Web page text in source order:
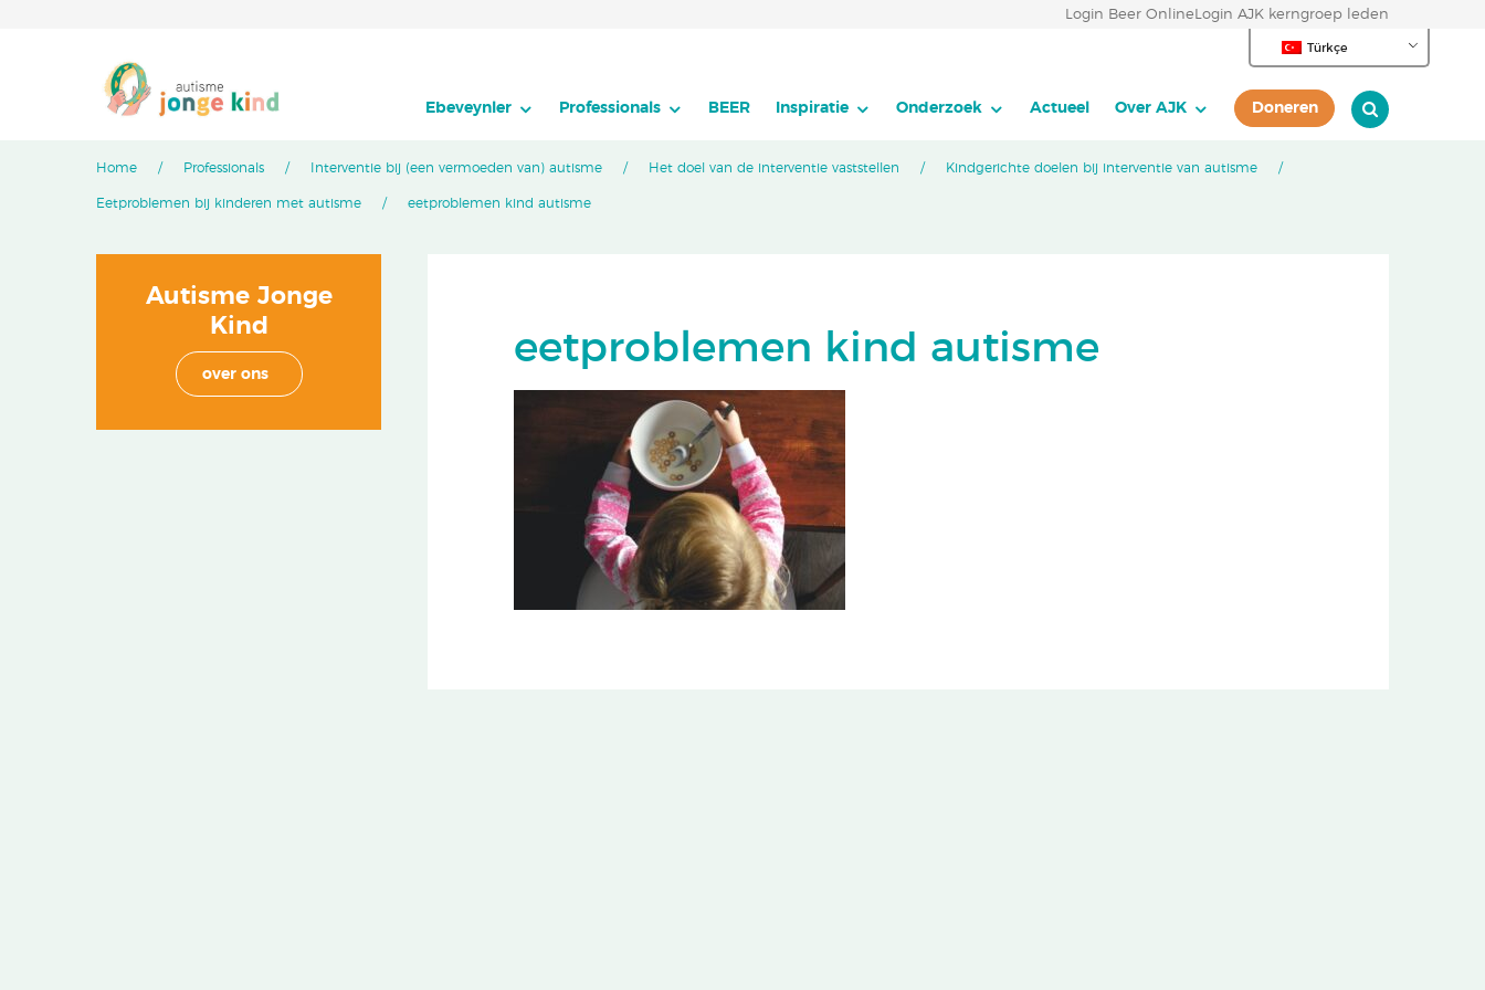
Login Beer Online Login AJK kerngroep leden
Türkçe
Ebeveynler Professionals BEER Inspiratie Onderzoek Actueel Over AJK Doneren
Home Professionals Interventie bij (een vermoeden van) autisme Het doel van de interventie vaststellen Kindgerichte doelen bij interventie van autisme
Eetproblemen bij kinderen met autisme eetproblemen kind autisme
eetproblemen kind autisme
Autisme Jonge
Kind
over ons